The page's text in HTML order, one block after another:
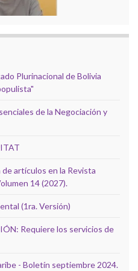
Plurinacional de Bolivia
de la Negociación y
artículos en la Revista
14 (2027).
(1ra. Versión)
Requiere los servicios de
- Boletín septiembre 2024.